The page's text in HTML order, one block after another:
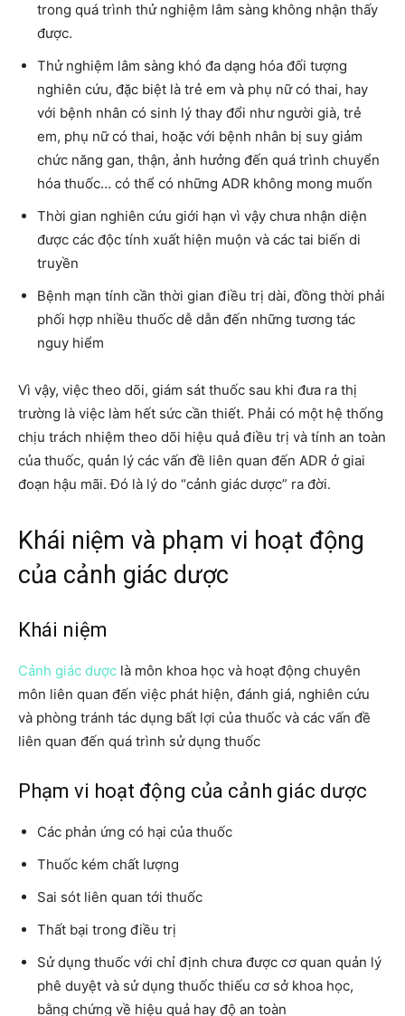
trong quá trình thử nghiệm lâm sàng không nhận thấy
được.
Thử nghiệm lâm sàng khó đa dạng hóa đối tượng
nghiên cứu, đặc biệt là trẻ em và phụ nữ có thai, hay
với bệnh nhân có sinh lý thay đổi như người già, trẻ
em, phụ nữ có thai, hoặc với bệnh nhân bị suy giảm
chức năng gan, thận, ảnh hưởng đến quá trình chuyển
hóa thuốc… có thể có những ADR không mong muốn
Thời gian nghiên cứu giới hạn vì vậy chưa nhận diện
được các độc tính xuất hiện muộn và các tai biến di
truyền
Bệnh mạn tính cần thời gian điều trị dài, đồng thời phải
phối hợp nhiều thuốc dễ dẫn đến những tương tác
nguy hiểm
Vì vậy, việc theo dõi, giám sát thuốc sau khi đưa ra thị
trường là việc làm hết sức cần thiết. Phải có một hệ thống
chịu trách nhiệm theo dõi hiệu quả điều trị và tính an toàn
của thuốc, quản lý các vấn đề liên quan đến ADR ở giai
đoạn hậu mãi. Đó là lý do “cảnh giác dược” ra đời.
Khái niệm và phạm vi hoạt động
của cảnh giác dược
Khái niệm
Cảnh giác dược là môn khoa học và hoạt động chuyên
môn liên quan đến việc phát hiện, đánh giá, nghiên cứu
và phòng tránh tác dụng bất lợi của thuốc và các vấn đề
liên quan đến quá trình sử dụng thuốc
Phạm vi hoạt động của cảnh giác dược
Các phản ứng có hại của thuốc
Thuốc kém chất lượng
Sai sót liên quan tới thuốc
Thất bại trong điều trị
Sử dụng thuốc với chỉ định chưa được cơ quan quản lý
phê duyệt và sử dụng thuốc thiếu cơ sở khoa học,
bằng chứng về hiệu quả hay độ an toàn